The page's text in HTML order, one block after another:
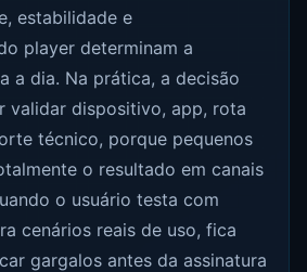
estabilidade e
player determinam a
a dia. Na prática, a decisão
validar dispositivo, app, rota
técnico, porque pequenos
o resultado em canais
o usuário testa com
cenários reais de uso, fica
gargalos antes da assinatura